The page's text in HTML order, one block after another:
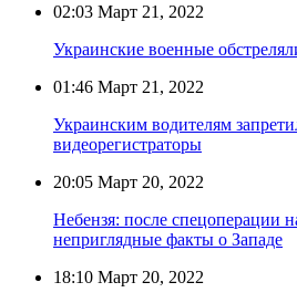
02:03 Март 21, 2022
Украинские военные
01:46 Март 21, 2022
Украинским водителям
видеорегистраторы
20:05 Март 20, 2022
Небензя: после спецоперации
неприглядные факты о Западе
18:10 Март 20, 2022